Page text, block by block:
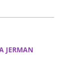
JERMAN